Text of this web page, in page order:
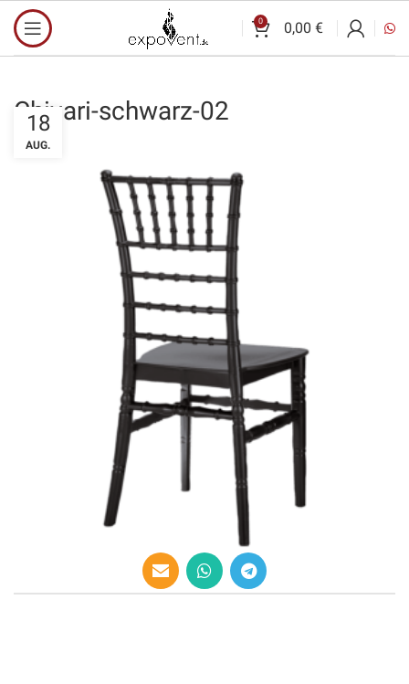
0 0,00 €
Chivari-schwarz-02
18
AUG.